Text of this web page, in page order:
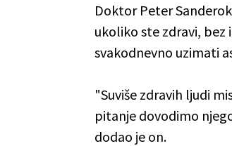
Doktor Peter
ukoliko ste zdravi,
svakodnevno uzimati
"Suviše zdravih ljudi
pitanje dovodimo
dodao je on.